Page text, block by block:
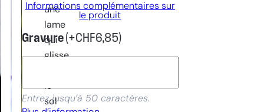
Informations complémentaires sur
le produit
Gravure(+CHF6,85)
Entrez jusqu’à 50 caractères.
une
lame
qui
glisse
le
sol